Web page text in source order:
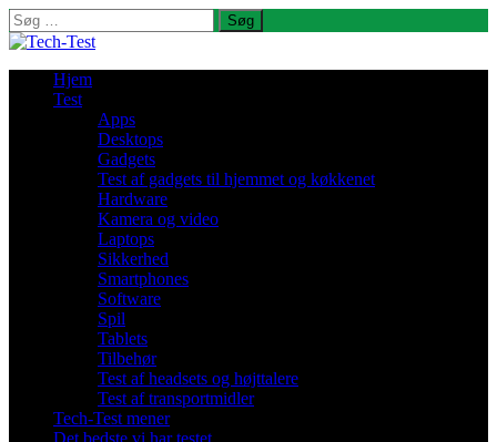
Søg
efter:
Hjem
Test
Apps
Desktops
Gadgets
Test af gadgets til hjemmet og køkkenet
Hardware
Kamera og video
Laptops
Sikkerhed
Smartphones
Software
Spil
Tablets
Tilbehør
Test af headsets og højttalere
Test af transportmidler
Tech-Test mener
Det bedste vi har testet